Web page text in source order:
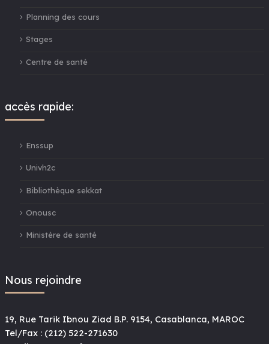
Planning des cours
Stages
Centre de santé
accès rapide:
Enssup
Univh2c
Bibliothèque sekkat
Onousc
Ministère de santé
Nous rejoindre
19, Rue Tarik Ibnou Ziad B.P. 9154, Casablanca, MAROC
Tel/Fax : (212) 522-271630